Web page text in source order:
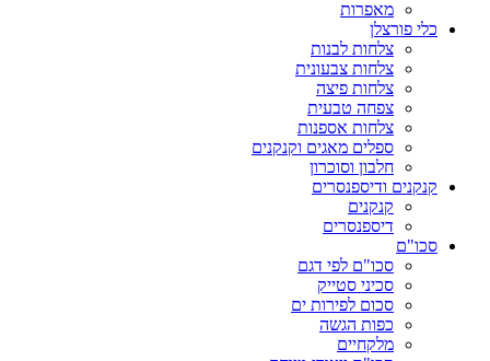
מאפרות
כלי פורצלן
צלחות לבנות
צלחות צבעונית
צלחות פיצה
צפחה טבעית
צלחות אספנות
ספלים מאגים וקנקנים
חלבון וסוכרון
קנקנים ודיספנסרים
קנקנים
דיספנסרים
סכו"ם
סכו"ם לפי דגם
סכיני סטייק
סכום לפירות ים
כפות הגשה
מלקחיים